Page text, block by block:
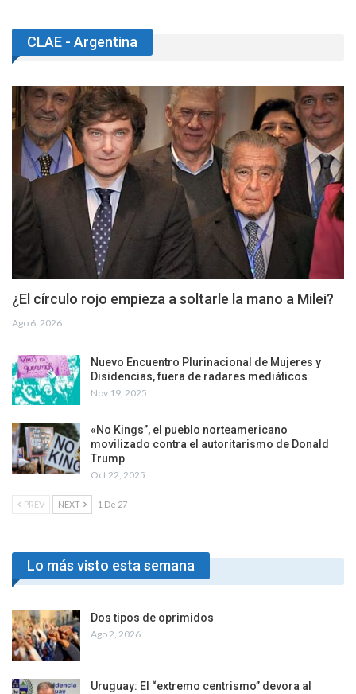
CLAE - Argentina
¿El círculo rojo empieza a soltarle la mano a Milei?
Ago 6, 2026
Nuevo Encuentro Plurinacional de Mujeres y
Disidencias, fuera de radares mediáticos
Nov 19, 2025
«No Kings”, el pueblo norteamericano
movilizado contra el autoritarismo de Donald
Trump
Oct 22, 2025
PREV NEXT 1 De 27
Lo más visto esta semana
Dos tipos de oprimidos
Ago 2, 2026
Uruguay: El “extremo centrismo” devora al